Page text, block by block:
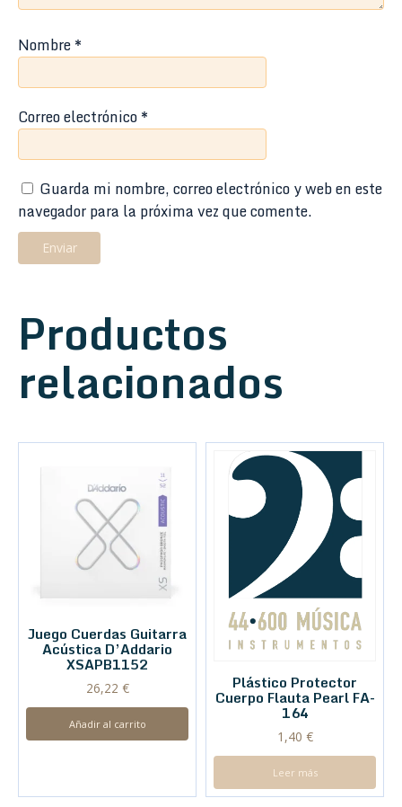
Nombre*
Correo electrónico*
Guarda mi nombre, correo electrónico y web en este
navegador para la próxima vez que comente.
Productos
relacionados
Juego Cuerdas Guitarra
Acústica D’Addario
XSAPB1152
26,22 €
Añadir al carrito
Plástico Protector
Cuerpo Flauta Pearl FA-
164
1,40 €
Leer más